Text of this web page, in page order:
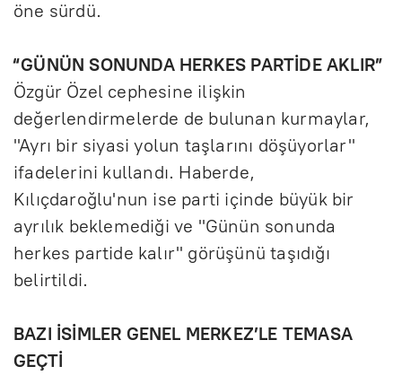
öne sürdü.
“GÜNÜN SONUNDA HERKES PARTİDE AKLIR”
Özgür Özel cephesine ilişkin
değerlendirmelerde de bulunan kurmaylar,
"Ayrı bir siyasi yolun taşlarını döşüyorlar"
ifadelerini kullandı. Haberde,
Kılıçdaroğlu'nun ise parti içinde büyük bir
ayrılık beklemediği ve "Günün sonunda
herkes partide kalır" görüşünü taşıdığı
belirtildi.
BAZI İSİMLER GENEL MERKEZ’LE TEMASA
GEÇTİ